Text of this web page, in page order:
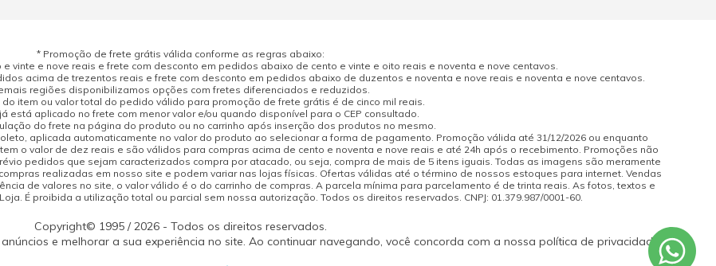
* Promoção de frete grátis válida conforme as regras abaixo:
vinte e nove reais e frete com desconto em pedidos abaixo de cento e vinte e oito reais e noventa e nove centavos.
acima de trezentos reais e frete com desconto em pedidos abaixo de duzentos e noventa e nove reais e noventa e nove centavos.
regiões disponibilizamos opções com fretes diferenciados e reduzidos.
do item ou valor total do pedido válido para promoção de frete grátis é de cinco mil reais.
está aplicado no frete com menor valor e/ou quando disponível para o CEP consultado.
do frete na página do produto ou no carrinho após inserção dos produtos no mesmo.
aplicada automaticamente no valor do produto ao selecionar a forma de pagamento. Promoção válida até 31/12/2026 ou enquanto
o valor de dez reais e são válidos para compras acima de cento e noventa e nove reais e até 24h após o recebimento. Promoções não
pedidos que sejam caracterizados compra por atacado, ou seja, compra de mais de 5 itens iguais. Todas as imagens são meramente
realizadas em nosso site e podem variar nas lojas físicas. Ofertas válidas até o término de nossos estoques para internet. Vendas
de valores no site, o valor válido é o do carrinho de compras. A parcela mínima para parcelamento é de trinta reais. As fotos, textos e
É proibida a utilização total ou parcial sem nossa autorização. Todos os direitos reservados. CNPJ: 01.379.987/0001-60.
Copyright© 1995 / 2026 - Todos os direitos reservados.
e melhorar a sua experiência no site. Ao continuar navegando, você concorda com a nossa política de privacidade.